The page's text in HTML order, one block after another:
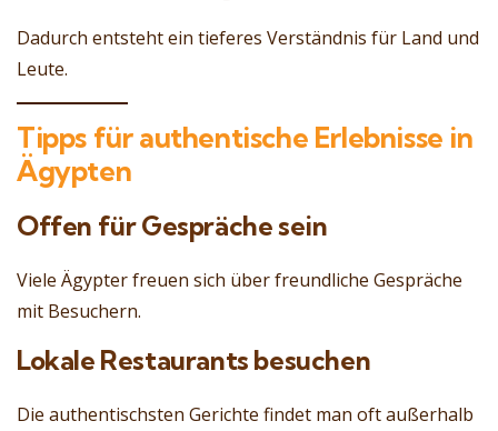
Dadurch entsteht ein tieferes Verständnis für Land und
Leute.
Tipps für authentische Erlebnisse in
Ägypten
Offen für Gespräche sein
Viele Ägypter freuen sich über freundliche Gespräche
mit Besuchern.
Lokale Restaurants besuchen
Die authentischsten Gerichte findet man oft außerhalb